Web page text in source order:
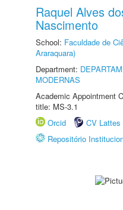
Raquel Alves
Nascimento
School: Faculdade de
Araraquara)
Department:
MODERNAS
Academic Appointment
title: MS-3.1
Orcid
CV Lattes
Repositório